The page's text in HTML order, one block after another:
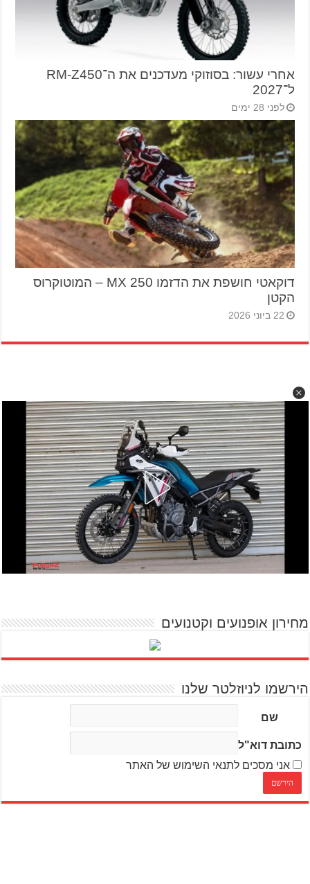
אחרי עשור: בסוזוקי מעדכנים את ה־RM-Z450
ל־2027
לפני 28 ימים
דוקאטי חושפת את הדזמו 250 MX – המוטוקרוס
הקטן
22 ביוני 2026
מחירון אופנועים וקטנועים
הירשמו לניוזלטר שלנו
שם
כתובת דוא"ל
אני מסכים לתנאי השימוש של האתר